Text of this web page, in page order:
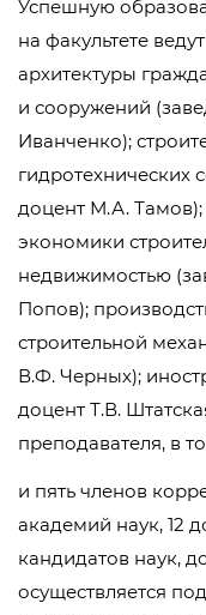
Успешную
на факультете
архитектуры
и сооружений
Иванченко);
гидротехнических
доцент М.А. Тамов);
экономики
недвижимостью
Попов);
строительной
В.Ф. Черных);
доцент Т.В.
преподавателя, в
и пять членов
академий наук, 12
кандидатов наук,
осуществляется